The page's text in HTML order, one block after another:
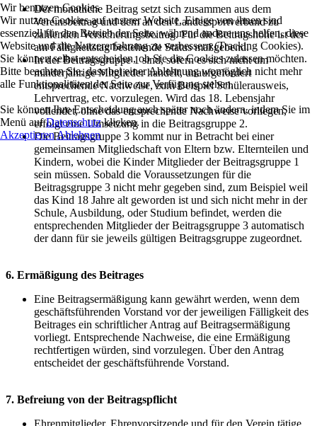
Der monatliche Beitrag setzt sich zusammen aus dem
Vereinsbeitrag und dem an den Landessportverband zu
zahlenden Versicherungsbeitrag. Für die Beitragshöhe ist der
am Fälligkeitstag bestehende Status maßgebend.
In der Beitragsgruppe 1 sind, sofern es sich nicht um
minderjährige Mitglieder handelt, unaufgefordert
entsprechende Nachweise, zum Beispiel Schülerausweis,
Lehrvertrag, etc. vorzulegen. Wird das 18. Lebensjahr
vollendet, ohne das entsprechende Nachweise vorliegen,
erfolgt eine Umsetzung in die Beitragsgruppe 2.
Die Beitragsgruppe 3 kommt nur in Betracht bei einer
gemeinsamen Mitgliedschaft von Eltern bzw. Elternteilen und
Kindern, wobei die Kinder Mitglieder der Beitragsgruppe 1
sein müssen. Sobald die Voraussetzungen für die
Beitragsgruppe 3 nicht mehr gegeben sind, zum Beispiel weil
das Kind 18 Jahre alt geworden ist und sich nicht mehr in der
Schule, Ausbildung, oder Studium befindet, werden die
entsprechenden Mitglieder der Beitragsgruppe 3 automatisch
der dann für sie jeweils gültigen Beitragsgruppe zugeordnet.
6. Ermäßigung des Beitrages
Eine Beitragsermäßigung kann gewährt werden, wenn dem
geschäftsführenden Vorstand vor der jeweiligen Fälligkeit des
Beitrages ein schriftlicher Antrag auf Beitragsermäßigung
vorliegt. Entsprechende Nachweise, die eine Ermäßigung
rechtfertigen würden, sind vorzulegen. Über den Antrag
entscheidet der geschäftsführende Vorstand.
7. Befreiung von der Beitragspflicht
Wir benutzen Cookies
Wir nutzen Cookies auf unserer Website. Einige von ihnen sind
essenziell für den Betrieb der Seite, während andere uns helfen, diese
Website und die Nutzererfahrung zu verbessern (Tracking Cookies).
Sie können selbst entscheiden, ob Sie die Cookies zulassen möchten.
Bitte beachten Sie, dass bei einer Ablehnung womöglich nicht mehr
alle Funktionalitäten der Seite zur Verfügung stehen.
Sie können Ihre Entscheidung auch später noch ändern, indem Sie im
Menü aufDatenschutzklicken.
AkzeptierenAblehnen